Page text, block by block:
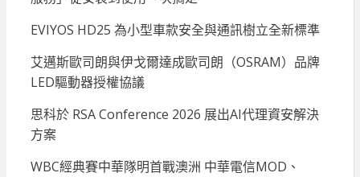
EVIYOS HD25 為小型車款安全與通訊樹立全新標準
艾邁斯歐司朗與伊戈爾達成歐司朗（OSRAM）品牌
LED驅動器授權協議
思科於 RSA Conference 2026 展出AI代理資安解決
方案
WBC經典賽中華隊明首戰澳洲 中華電信MOD、